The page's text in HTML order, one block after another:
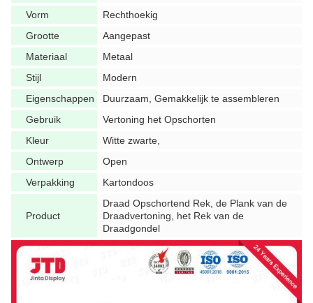
Vorm
Rechthoekig
Grootte
Aangepast
Materiaal
Metaal
Stijl
Modern
Eigenschappen
Duurzaam, Gemakkelijk te assembleren
Gebruik
Vertoning het Opschorten
Kleur
Witte zwarte,
Ontwerp
Open
Verpakking
Kartondoos
Product
Draad Opschortend Rek, de Plank van de
Draadvertoning, het Rek van de
Draadgondel